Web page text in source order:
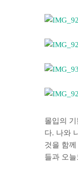
몰입의
다. 나와
것을 함
들과 오